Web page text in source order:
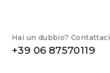
Hai un dubbio? Contattaci
+39 06 87570119